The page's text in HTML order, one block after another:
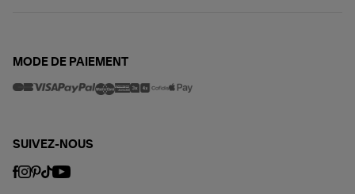
MODE DE PAIEMENT
SUIVEZ-NOUS